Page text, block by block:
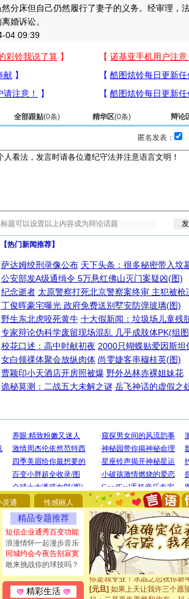
分床但自己仍然履行了妻子的义务。经审理，
婚诉讼。
09:39
全部跟贴(0条) 精华区(0条) 辩论
匿名发表：
【热门新闻推荐】
萨达姆绞刑录像公布 天下头条：很多秘密带入坟
公安部发A级通缉令 5万悬红佛山灭门案疑凶(图)
纪念逝者 太原警察打死北京警察案终审 主犯被枪
丁俊晖豪宅曝光 政府免费送别墅安防弹玻璃(图)
野生东北虎咬死黄牛 十大假新闻：垃圾场儿童残
专家辩论伪科学废留现场混乱 几乎成肢体PK(组
校花口述：高中时献初夜 2000只蝴蝶贴爱因斯坦
女白领祼体聚会放纵肉体 尚雯婕客串穆桂英(图)
曹颖印小天酒店开房照被爆 野外丛林赤裸姐妹花
诡秘莫测：二战五大未解之谜 岳飞神话的虚假之
灵通 性感丽人
精品专题推荐
短信企业通秀百变功能
浪漫情怀一起漫步音乐
同城约会今夜告别寂寞
敢来挑战你的球技吗？
精彩生活
你太多，只有给你五千万：千
要平安！千万要知足！千万不
[圣诞节]不只这样的日子才会
能正大光明地骚扰你,告诉你,
都要快乐噢!
[圣诞节]奉上一颗祝福的心,在
如意,快乐,鲜花,一切美好的祝
[元旦]看到你我会触电；看不
断电。爱你是我职业，想你是
你是我专业！水晶之恋祝你新
[元旦]如果上天让我许三个愿
起；二是再生再世和你在一起